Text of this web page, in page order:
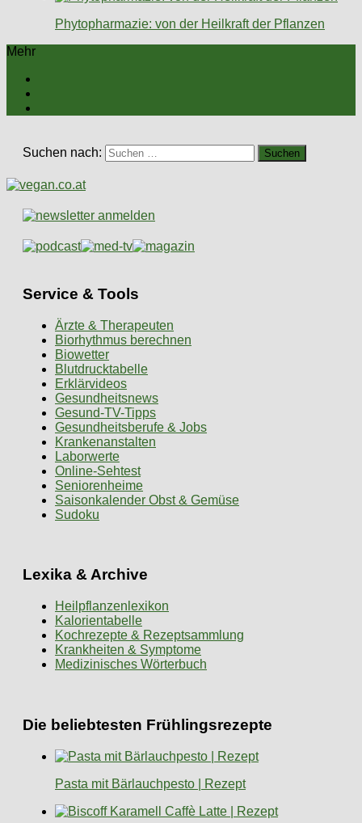
Phytopharmazie: von der Heilkraft der Pflanzen
Mehr
Suchen nach:
Service & Tools
Ärzte & Therapeuten
Biorhythmus berechnen
Biowetter
Blutdrucktabelle
Erklärvideos
Gesundheitsnews
Gesund-TV-Tipps
Gesundheitsberufe & Jobs
Krankenanstalten
Laborwerte
Online-Sehtest
Seniorenheime
Saisonkalender Obst & Gemüse
Sudoku
Lexika & Archive
Heilpflanzenlexikon
Kalorientabelle
Kochrezepte & Rezeptsammlung
Krankheiten & Symptome
Medizinisches Wörterbuch
Die beliebtesten Frühlingsrezepte
Pasta mit Bärlauchpesto | Rezept